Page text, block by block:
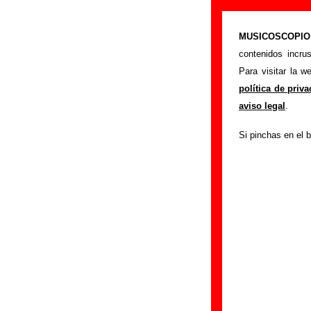
contenidos
Para visitar la
política de
aviso legal .
Si pinchas en el
Sr. Chinarro -
Portada >Sr.
Si tienes
siguiente
colaboración.
Nombre: